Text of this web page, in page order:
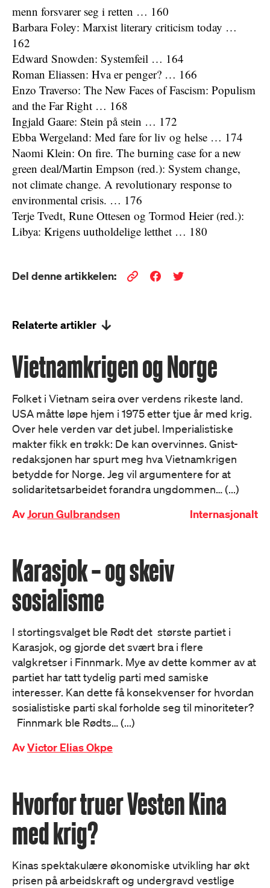
menn forsvarer seg i retten … 160
Barbara Foley: Marxist literary criticism today …
162
Edward Snowden: Systemfeil … 164
Roman Eliassen: Hva er penger? … 166
Enzo Traverso: The New Faces of Fascism: Populism
and the Far Right … 168
Ingjald Gaare: Stein på stein … 172
Ebba Wergeland: Med fare for liv og helse … 174
Naomi Klein: On fire. The burning case for a new
green deal/Martin Empson (red.): System change,
not climate change. A revolutionary response to
environmental crisis. … 176
Terje Tvedt, Rune Ottesen og Tormod Heier (red.):
Libya: Krigens uutholdelige letthet … 180
Del denne artikkelen:
Relaterte artikler
Vietnamkrigen og Norge
Folket i Vietnam seira over verdens rikeste land.
USA måtte løpe hjem i 1975 etter tjue år med krig.
Over hele verden var det jubel. Imperialistiske
makter fikk en trøkk: De kan overvinnes. Gnist-
redaksjonen har spurt meg hva Vietnamkrigen
betydde for Norge. Jeg vil argumentere for at
solidaritetsarbeidet forandra ungdommen… (...)
AvJorun Gulbrandsen Internasjonalt
Karasjok – og skeiv
sosialisme
I stortingsvalget ble Rødt det største partiet i
Karasjok, og gjorde det svært bra i flere
valgkretser i Finnmark. Mye av dette kommer av at
partiet har tatt tydelig parti med samiske
interesser. Kan dette få konsekvenser for hvordan
sosialistiske parti skal forholde seg til minoriteter?
Finnmark ble Rødts… (...)
AvVictor Elias Okpe
Hvorfor truer Vesten Kina
med krig?
Kinas spektakulære økonomiske utvikling har økt
prisen på arbeidskraft og undergravd vestlige